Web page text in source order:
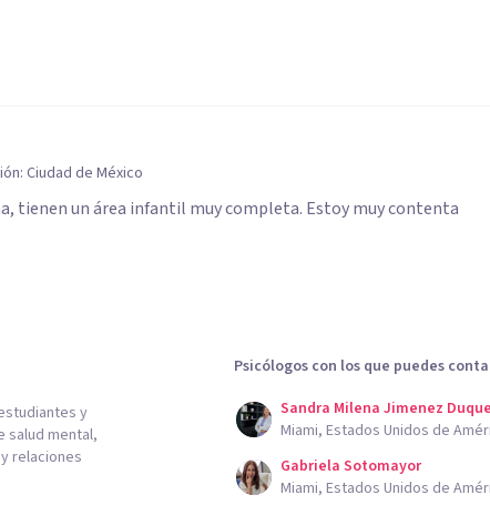
Ciudad de México
tienen un área infantil muy completa. Estoy muy contenta
y
salud mental,
relaciones
Psicólogos con los que puedes
Sandra Milena Jimenez Duque
Miami, Estados Unidos de
Gabriela Sotomayor
Miami, Estados Unidos de